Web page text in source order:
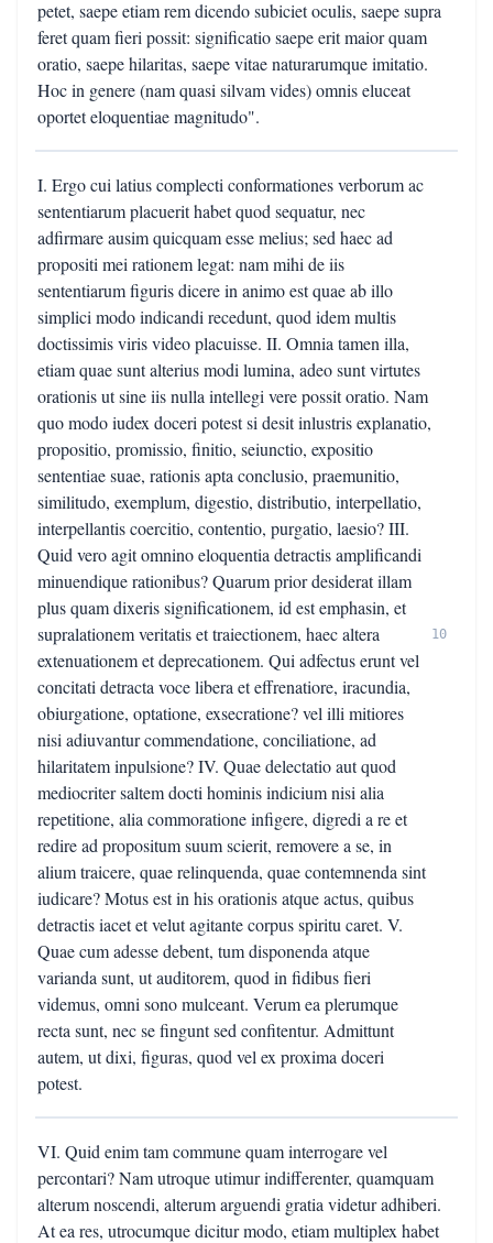
petet, saepe etiam rem dicendo subiciet oculis, saepe supra
feret quam fieri possit: significatio saepe erit maior quam
oratio, saepe hilaritas, saepe vitae naturarumque imitatio.
Hoc in genere (nam quasi silvam vides) omnis eluceat
oportet eloquentiae magnitudo".
I. Ergo cui latius complecti conformationes verborum ac
sententiarum placuerit habet quod sequatur, nec
adfirmare ausim quicquam esse melius; sed haec ad
propositi mei rationem legat: nam mihi de iis
sententiarum figuris dicere in animo est quae ab illo
simplici modo indicandi recedunt, quod idem multis
doctissimis viris video placuisse. II. Omnia tamen illa,
etiam quae sunt alterius modi lumina, adeo sunt virtutes
orationis ut sine iis nulla intellegi vere possit oratio. Nam
quo modo iudex doceri potest si desit inlustris explanatio,
propositio, promissio, finitio, seiunctio, expositio
sententiae suae, rationis apta conclusio, praemunitio,
similitudo, exemplum, digestio, distributio, interpellatio,
interpellantis coercitio, contentio, purgatio, laesio? III.
Quid vero agit omnino eloquentia detractis amplificandi
minuendique rationibus? Quarum prior desiderat illam
plus quam dixeris significationem, id est emphasin, et
supralationem veritatis et traiectionem, haec altera
extenuationem et deprecationem. Qui adfectus erunt vel
concitati detracta voce libera et effrenatiore, iracundia,
obiurgatione, optatione, exsecratione? vel illi mitiores
nisi adiuvantur commendatione, conciliatione, ad
hilaritatem inpulsione? IV. Quae delectatio aut quod
mediocriter saltem docti hominis indicium nisi alia
repetitione, alia commoratione infigere, digredi a re et
redire ad propositum suum scierit, removere a se, in
alium traicere, quae relinquenda, quae contemnenda sint
iudicare? Motus est in his orationis atque actus, quibus
detractis iacet et velut agitante corpus spiritu caret. V.
Quae cum adesse debent, tum disponenda atque
varianda sunt, ut auditorem, quod in fidibus fieri
videmus, omni sono mulceant. Verum ea plerumque
recta sunt, nec se fingunt sed confitentur. Admittunt
autem, ut dixi, figuras, quod vel ex proxima doceri
potest.
10
VI. Quid enim tam commune quam interrogare vel
percontari? Nam utroque utimur indifferenter, quamquam
alterum noscendi, alterum arguendi gratia videtur adhiberi.
At ea res, utrocumque dicitur modo, etiam multiplex habet